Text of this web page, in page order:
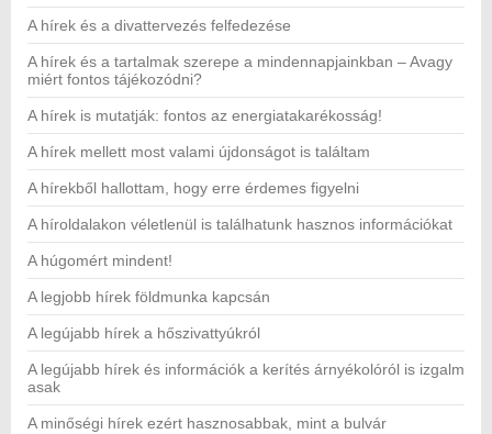
A hírek és a divattervezés felfedezése
A hírek és a tartalmak szerepe a mindennapjainkban – Avagy
miért fontos tájékozódni?
A hírek is mutatják: fontos az energiatakarékosság!
A hírek mellett most valami újdonságot is találtam
A hírekből hallottam, hogy erre érdemes figyelni
A híroldalakon véletlenül is találhatunk hasznos információkat
A húgomért mindent!
A legjobb hírek földmunka kapcsán
A legújabb hírek a hőszivattyúkról
A legújabb hírek és információk a kerítés árnyékolóról is izgalm
asak
A minőségi hírek ezért hasznosabbak, mint a bulvár